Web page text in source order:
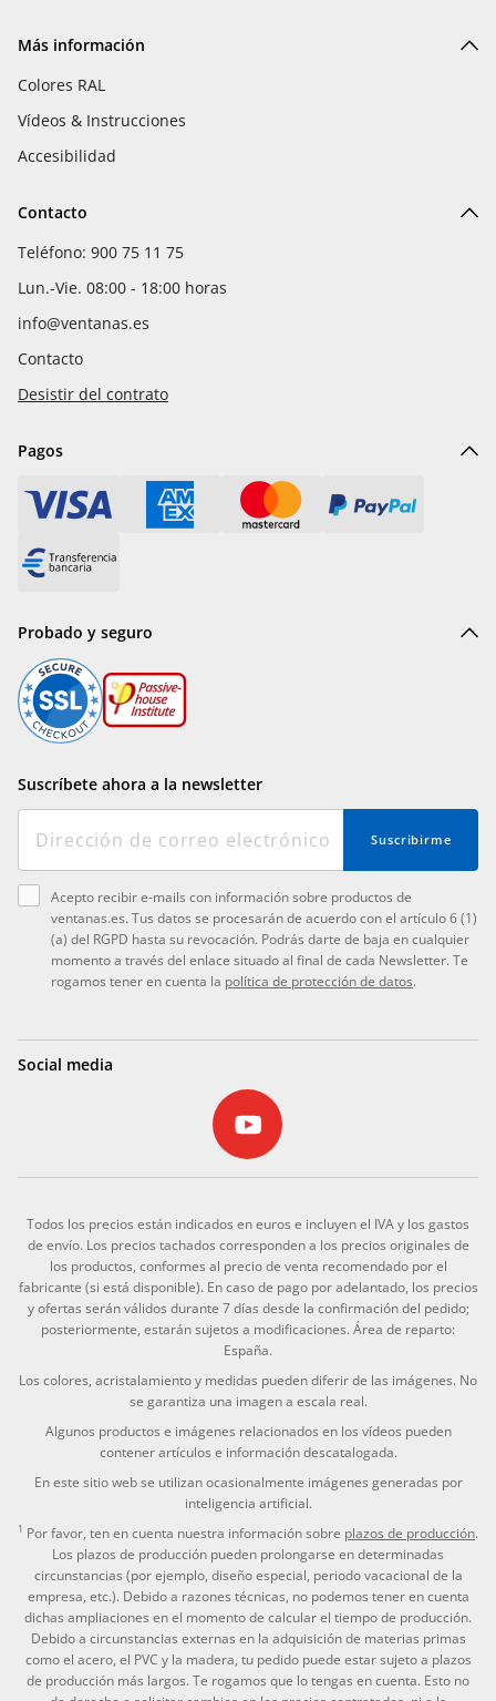
Más información
Colores RAL
Vídeos & Instrucciones
Accesibilidad
Contacto
Teléfono: 900 75 11 75
Lun.-Vie. 08:00 - 18:00 horas
info@ventanas.es
Contacto
Desistir del contrato
Pagos
Probado y seguro
Suscríbete ahora a la newsletter
Suscribirme
Acepto recibir e-mails con información sobre productos de
ventanas.es. Tus datos se procesarán de acuerdo con el artículo 6 (1)
(a) del RGPD hasta su revocación. Podrás darte de baja en cualquier
momento a través del enlace situado al final de cada Newsletter. Te
rogamos tener en cuenta la política de protección de datos.
Social media
Todos los precios están indicados en euros e incluyen el IVA y los gastos
de envío. Los precios tachados corresponden a los precios originales de
los productos, conformes al precio de venta recomendado por el
fabricante (si está disponible). En caso de pago por adelantado, los precios
y ofertas serán válidos durante 7 días desde la confirmación del pedido;
posteriormente, estarán sujetos a modificaciones. Área de reparto:
España.
Los colores, acristalamiento y medidas pueden diferir de las imágenes. No
se garantiza una imagen a escala real.
Algunos productos e imágenes relacionados en los vídeos pueden
contener artículos e información descatalogada.
En este sitio web se utilizan ocasionalmente imágenes generadas por
inteligencia artificial.
1 Por favor, ten en cuenta nuestra información sobre plazos de producción.
Los plazos de producción pueden prolongarse en determinadas
circunstancias (por ejemplo, diseño especial, periodo vacacional de la
empresa, etc.). Debido a razones técnicas, no podemos tener en cuenta
dichas ampliaciones en el momento de calcular el tiempo de producción.
Debido a circunstancias externas en la adquisición de materias primas
como el acero, el PVC y la madera, tu pedido puede estar sujeto a plazos
de producción más largos. Te rogamos que lo tengas en cuenta. Esto no